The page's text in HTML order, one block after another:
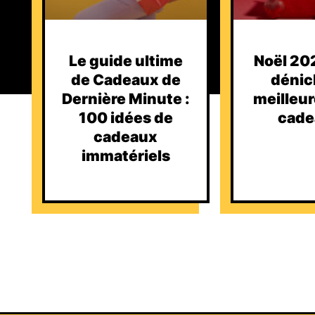
Le guide ultime
de Cadeaux de
Dernière Minute :
100 idées de
cadeaux
immatériels
Noël